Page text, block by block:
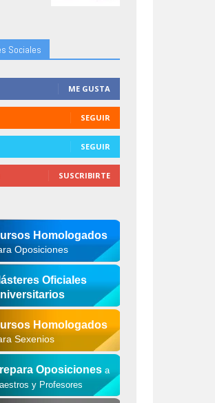
Sociales
ME GUSTA
SEGUIR
SEGUIR
SUSCRIBIRTE
Homologados
Oposiciones
Oficiales
Homologados
Sexenios
Oposiciones a
y Profesores